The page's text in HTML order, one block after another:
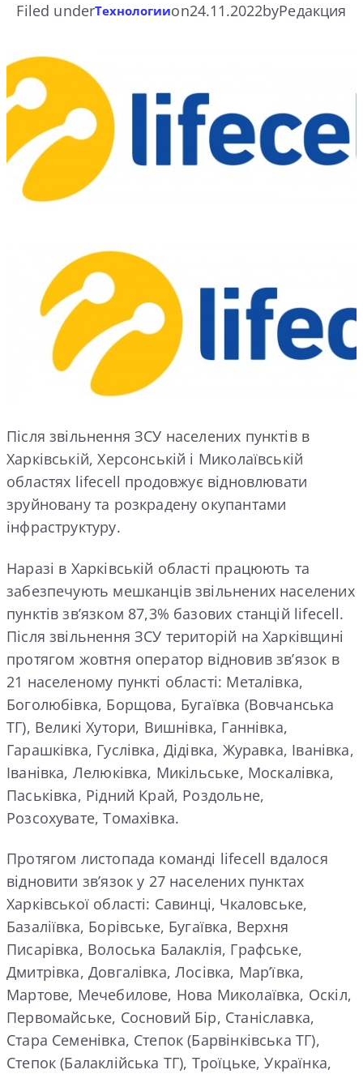
Filed underТехнологииon24.11.2022byРедакция
Після звільнення ЗСУ населених пунктів в
Харківській, Херсонській і Миколаївській
областях lifecell продовжує відновлювати
зруйновану та розкрадену окупантами
інфраструктуру.
Наразі в Харківській області працюють та
забезпечують мешканців звільнених населених
пунктів зв’язком 87,3% базових станцій lifecell.
Після звільнення ЗСУ територій на Харківщині
протягом жовтня оператор відновив зв’язок в
21 населеному пункті області: Металівка,
Боголюбівка, Борщова, Бугаївка (Вовчанська
ТГ), Великі Хутори, Вишнівка, Ганнівка,
Гарашківка, Гуслівка, Дідівка, Журавка, Іванівка,
Іванівка, Лелюківка, Микільське, Москалівка,
Паськівка, Рідний Край, Роздольне,
Розсохувате, Томахівка.
Протягом листопада команді lifecell вдалося
відновити зв’язок у 27 населених пунктах
Харківської області: Савинці, Чкаловське,
Базаліївка, Борівське, Бугаївка, Верхня
Писарівка, Волоська Балаклія, Графське,
Дмитрівка, Довгалівка, Лосівка, Мар’ївка,
Мартове, Мечебилове, Нова Миколаївка, Оскіл,
Первомайське, Сосновий Бір, Станіславка,
Стара Семенівка, Степок (Барвінківська ТГ),
Степок (Балаклійська ТГ), Троїцьке, Українка,